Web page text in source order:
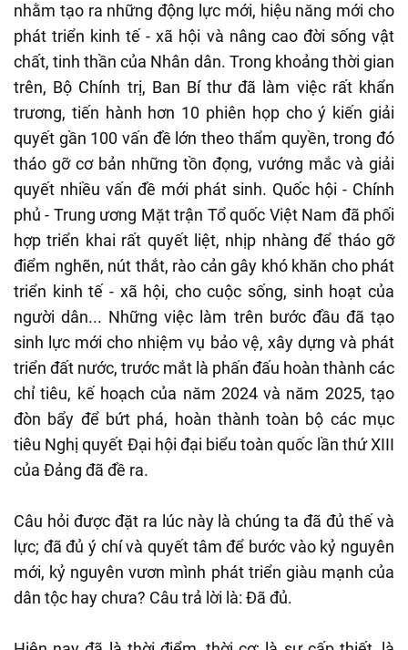
nhằm tạo ra những động lực mới, hiệu năng mới cho
phát triển kinh tế - xã hội và nâng cao đời sống vật
chất, tinh thần của Nhân dân. Trong khoảng thời gian
trên, Bộ Chính trị, Ban Bí thư đã làm việc rất khẩn
trương, tiến hành hơn 10 phiên họp cho ý kiến giải
quyết gần 100 vấn đề lớn theo thẩm quyền, trong đó
tháo gỡ cơ bản những tồn đọng, vướng mắc và giải
quyết nhiều vấn đề mới phát sinh. Quốc hội - Chính
phủ - Trung ương Mặt trận Tổ quốc Việt Nam đã phối
hợp triển khai rất quyết liệt, nhịp nhàng để tháo gỡ
điểm nghẽn, nút thắt, rào cản gây khó khăn cho phát
triển kinh tế - xã hội, cho cuộc sống, sinh hoạt của
người dân... Những việc làm trên bước đầu đã tạo
sinh lực mới cho nhiệm vụ bảo vệ, xây dựng và phát
triển đất nước, trước mắt là phấn đấu hoàn thành các
chỉ tiêu, kế hoạch của năm 2024 và năm 2025, tạo
đòn bẩy để bứt phá, hoàn thành toàn bộ các mục
tiêu Nghị quyết Đại hội đại biểu toàn quốc lần thứ XIII
của Đảng đã đề ra.
Câu hỏi được đặt ra lúc này là chúng ta đã đủ thế và
lực; đã đủ ý chí và quyết tâm để bước vào kỷ nguyên
mới, kỷ nguyên vươn mình phát triển giàu mạnh của
dân tộc hay chưa? Câu trả lời là: Đã đủ.